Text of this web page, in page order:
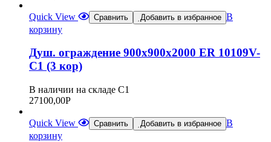
Quick View Сравнить Добавить в избранное В
корзину
Душ. ограждение 900х900х2000 ER 10109V-
C1 (3 кор)
В наличии на складе С1
27100,00Р
Quick View Сравнить Добавить в избранное В
корзину